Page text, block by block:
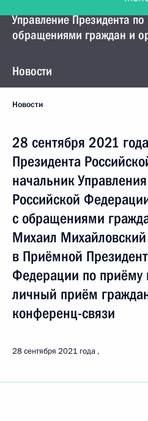
Управление Президента по
обращениями граждан и
Новости
Новости
28 сентября 2021
Президента
начальник
Российской
с обращениями
Михаил
в Приёмной
Федерации по приёму
личный приём
конференц-связи
28 сентября 2021 года